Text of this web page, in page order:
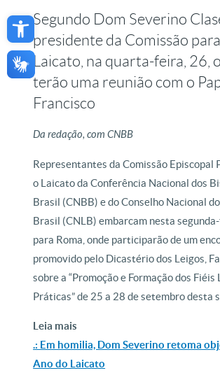
Open toolbar
Segundo Dom Severino
presidente da Comissão
Laicato, na quarta-feira, 26,
terão uma reunião com o
Francisco
Da redação, com CNBB
Representantes da Comissão Episcopal
o Laicato da Conferência Nacional dos
Brasil (CNBB) e do Conselho Nacional
Brasil (CNLB) embarcam nesta
para Roma, onde participarão de um
promovido pelo Dicastério dos Leigos,
sobre a “Promoção e Formação dos Fiéis
Práticas” de 25 a 28 de setembro desta
Leia mais
.: Em homilia, Dom Severino retoma
Ano do Laicato